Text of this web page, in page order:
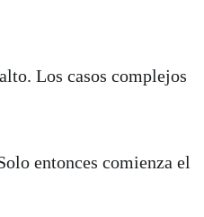
Los casos complejos
entonces comienza el